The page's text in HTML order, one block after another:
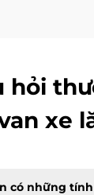
hỏi
xe
có những